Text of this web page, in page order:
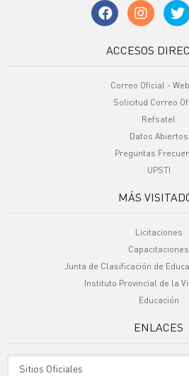
ACCESOS
Correo Oficial -
Solicitud Correo
Refsatel
Datos Abiertos
Preguntas
UPSTI
MÁS
Licitaciones
Capacitaciones
Junta de Clasificación de
Instituto Provincial de la
Educación
ENLACES